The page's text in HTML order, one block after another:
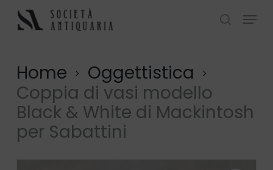
Skip
search
Menu
Home
Oggettistica
Coppia di vasi modello
Black & White di Mackintosh
per Sabattini